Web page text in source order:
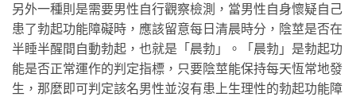
另外一種則是需要男性自行觀察檢測，當男性自身懷疑自己
患了勃起功能障礙時，應該留意每日清晨時分，陰莖是否在
半睡半醒間自動勃起，也就是「晨勃」。「晨勃」是勃起功
能是否正常運作的判定指標，只要陰莖能保持每天恆常地發
生，那麼即可判定該名男性並沒有患上生理性的勃起功能障